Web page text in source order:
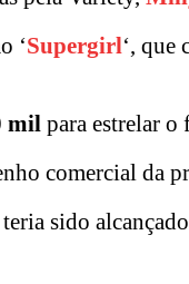
‘Supergirl‘, que
mil para estrelar o
comercial da
sido